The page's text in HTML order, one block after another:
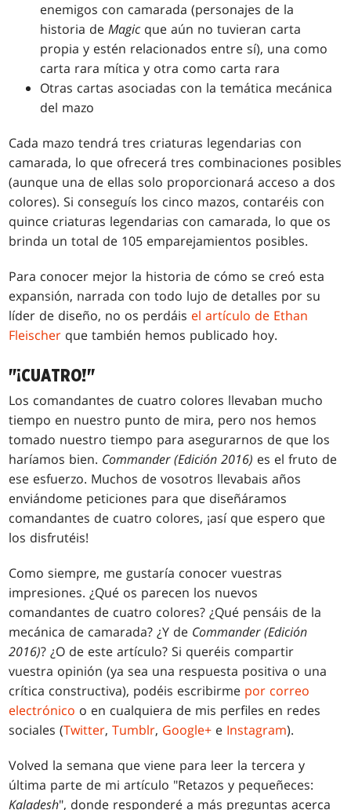
enemigos con camarada (personajes de la
historia deMagic que aún no tuvieran carta
propia y estén relacionados entre sí), una como
carta rara mítica y otra como carta rara
Otras cartas asociadas con la temática mecánica
del mazo
Cada mazo tendrá tres criaturas legendarias con
camarada, lo que ofrecerá tres combinaciones posibles
(aunque una de ellas solo proporcionará acceso a dos
colores). Si conseguís los cinco mazos, contaréis con
quince criaturas legendarias con camarada, lo que os
brinda un total de 105 emparejamientos posibles.
Para conocer mejor la historia de cómo se creó esta
expansión, narrada con todo lujo de detalles por su
líder de diseño, no os perdáis el artículo de Ethan
Fleischer que también hemos publicado hoy.
"¡CUATRO!"
Los comandantes de cuatro colores llevaban mucho
tiempo en nuestro punto de mira, pero nos hemos
tomado nuestro tiempo para asegurarnos de que los
haríamos bien. Commander (Edición 2016) es el fruto de
ese esfuerzo. Muchos de vosotros llevabais años
enviándome peticiones para que diseñáramos
comandantes de cuatro colores, ¡así que espero que
los disfrutéis!
Como siempre, me gustaría conocer vuestras
impresiones. ¿Qué os parecen los nuevos
comandantes de cuatro colores? ¿Qué pensáis de la
mecánica de camarada? ¿Y de Commander (Edición
2016)? ¿O de este artículo? Si queréis compartir
vuestra opinión (ya sea una respuesta positiva o una
crítica constructiva), podéis escribirme por correo
electrónico o en cualquiera de mis perfiles en redes
sociales (Twitter,Tumblr, Google+ e Instagram).
Volved la semana que viene para leer la tercera y
última parte de mi artículo "Retazos y pequeñeces:
Kaladesh", donde responderé a más preguntas acerca